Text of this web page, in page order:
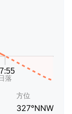
方位
327°NNW